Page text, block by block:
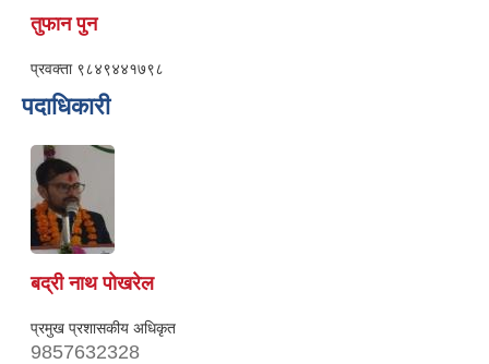
तुफान पुन
प्रवक्ता ९८४९४४१७९८
पदाधिकारी
बद्री नाथ पोखरेल
प्रमुख प्रशासकीय अधिकृत
9857632328